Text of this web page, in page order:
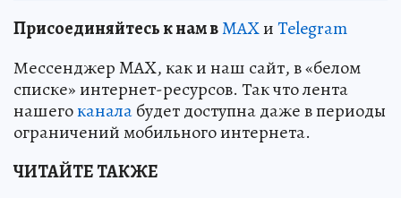
Присоединяйтесь к нам вMAXиTelegram
Мессенджер MAX, как и наш сайт, в «белом
списке» интернет-ресурсов. Так что лента
нашегоканалабудет доступна даже в периоды
ограничений мобильного интернета.
ЧИТАЙТЕ ТАКЖЕ